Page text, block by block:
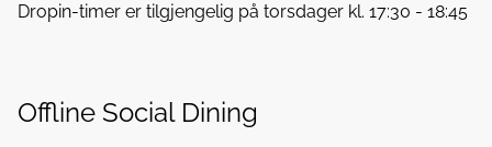
Dropin-timer er tilgjengelig på torsdager kl. 17:30 - 18:45
Offline Social Dining